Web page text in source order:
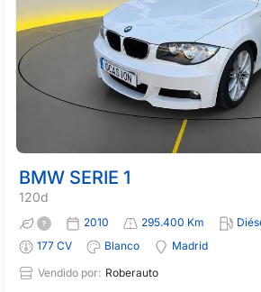
BMW SERIE 1
120d
2010 295.400 Km
177 CV
Blanco
Madrid
Vendido por: Roberauto